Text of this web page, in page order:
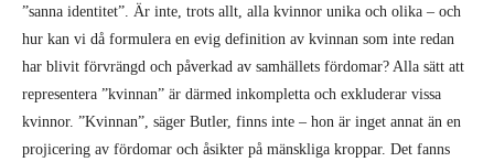
”sanna identitet”. Är inte, trots allt, alla kvinnor unika och olika – och
hur kan vi då formulera en evig definition av kvinnan som inte redan
har blivit förvrängd och påverkad av samhällets fördomar? Alla sätt att
representera ”kvinnan” är därmed inkompletta och exkluderar vissa
kvinnor. ”Kvinnan”, säger Butler, finns inte – hon är inget annat än en
projicering av fördomar och åsikter på mänskliga kroppar. Det fanns